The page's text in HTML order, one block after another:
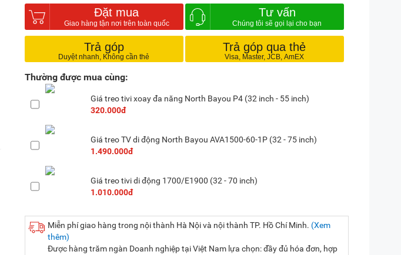
Đặt mua Tư vấn
Trả góp Trả góp qua thẻ
Thường được mua cùng:
Giá treo tivi xoay đa năng North Bayou P4 (32 inch - 55 inch)
320.000đ
Giá treo TV di động North Bayou AVA1500-60-1P (32 - 75 inch)
1.490.000đ
Giá treo tivi di động 1700/E1900 (32 - 70 inch)
1.010.000đ
Miễn phí giao hàng trong nội thành Hà Nội và nội thành TP. Hồ Chí Minh. (Xem
thêm)
Được hàng trăm ngàn Doanh nghiệp tại Việt Nam lựa chọn: đầy đủ hóa đơn, hợp